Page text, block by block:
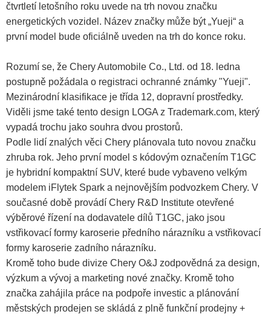
čtvrtletí letošního roku uvede na trh novou značku
energetických vozidel. Název značky může být „Yueji“ a
první model bude oficiálně uveden na trh do konce roku.
Rozumí se, že Chery Automobile Co., Ltd. od 18. ledna
postupně požádala o registraci ochranné známky "Yueji".
Mezinárodní klasifikace je třída 12, dopravní prostředky.
Viděli jsme také tento design LOGA z Trademark.com, který
vypadá trochu jako souhra dvou prostorů.
Podle lidí znalých věci Chery plánovala tuto novou značku
zhruba rok. Jeho první model s kódovým označením T1GC
je hybridní kompaktní SUV, které bude vybaveno velkým
modelem iFlytek Spark a nejnovějším podvozkem Chery. V
současné době provádí Chery R&D Institute otevřené
výběrové řízení na dodavatele dílů T1GC, jako jsou
vstřikovací formy karoserie předního nárazníku a vstřikovací
formy karoserie zadního nárazníku.
Kromě toho bude divize Chery O&J zodpovědná za design,
výzkum a vývoj a marketing nové značky. Kromě toho
značka zahájila práce na podpoře investic a plánování
městských prodejen se skládá z plně funkční prodejny +